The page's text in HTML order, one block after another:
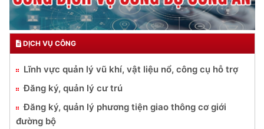
DỊCH VỤ CÔNG
Lĩnh vực quản lý vũ khí, vật liệu nổ, công cụ hỗ trợ
Đăng ký, quản lý cư trú
Đăng ký, quản lý phương tiện giao thông cơ giới
đường bộ